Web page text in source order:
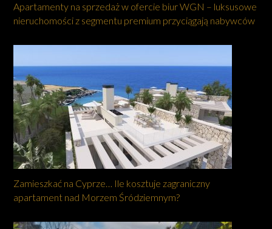
Apartamenty na sprzedaż w ofercie biur WGN – luksusowe
nieruchomości z segmentu premium przyciągają nabywców
Zamieszkać na Cyprze… Ile kosztuje zagraniczny
apartament nad Morzem Śródziemnym?